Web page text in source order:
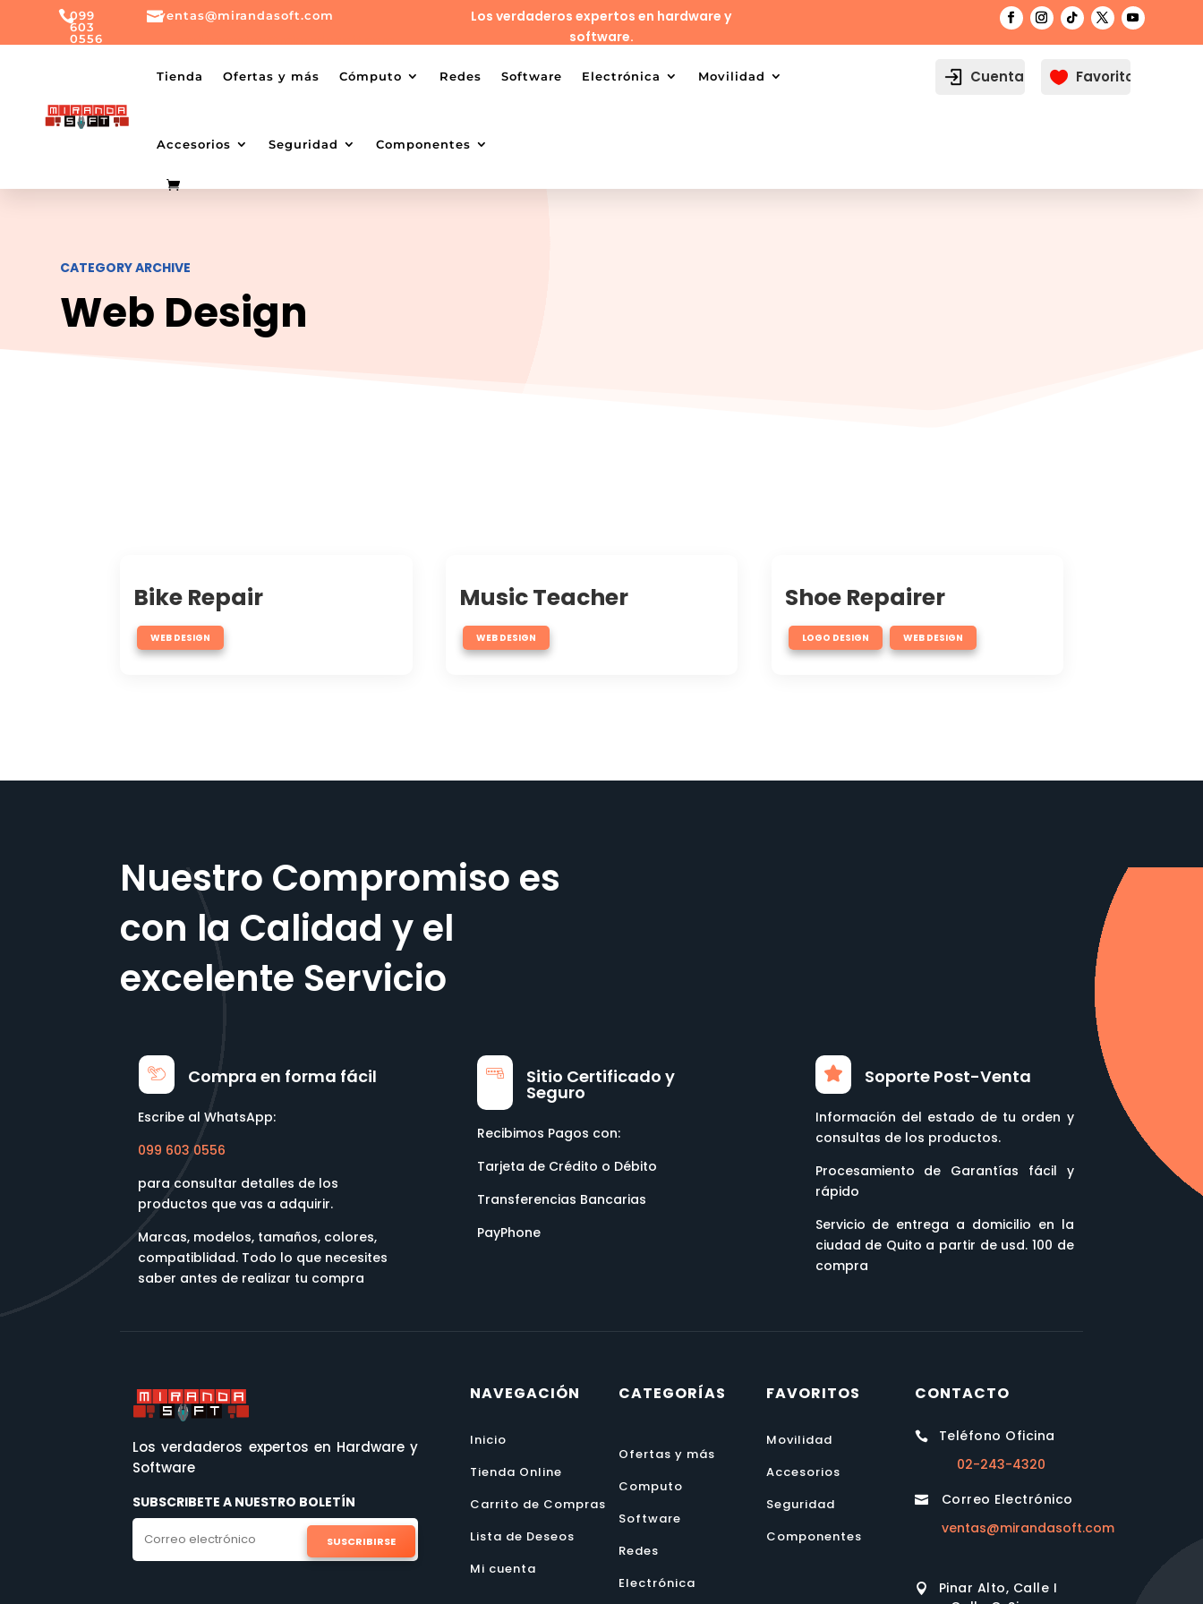
099
603
0556
0556
ventas@mirandasoft.com
mailto:ventas@mirandasoft.com
Los verdaderos expertos en hardware y
software.
Tienda Ofertas y más Cómputo Redes Software Electrónica Movilidad
Accesorios Seguridad Componentes
Cuenta  Favoritos
CATEGORY ARCHIVE
Web Design
Bike Repair
WEB DESIGN
Music Teacher
WEB DESIGN
Shoe Repairer
LOGO DESIGN
,
WEB DESIGN
Nuestro Compromiso es
con la Calidad y el
excelente Servicio
Compra en forma fácil
Escribe al WhatsApp:
099 603 0556
para consultar detalles de los
productos que vas a adquirir.
Marcas, modelos, tamaños, colores,
compatiblidad. Todo lo que necesites
saber antes de realizar tu compra
Sitio Certificado y
Seguro
Recibimos Pagos con:
Tarjeta de Crédito o Débito
Transferencias Bancarias
PayPhone
Soporte Post-Venta
Información del estado de tu orden y
consultas de los productos.
Procesamiento de Garantías fácil y
rápido
Servicio de entrega a domicilio en la
ciudad de Quito a partir de usd. 100 de
compra
Los verdaderos expertos en Hardware y
Software
SUBSCRIBETE A NUESTRO BOLETÍN
SUSCRIBIRSE
NAVEGACIÓN
Inicio
Tienda Online
Carrito de Compras
Lista de Deseos
Mi cuenta
CATEGORÍAS
Ofertas y más
Computo
Software
Redes
Electrónica
FAVORITOS
Movilidad
Accesorios
Seguridad
Componentes
CONTACTO

Teléfono Oficina
02-243-4320

Correo Electrónico
ventas@mirandasoft.com

Pinar Alto, Calle I